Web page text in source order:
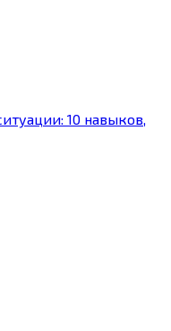
10 навыков,